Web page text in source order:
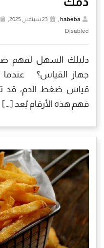
habeba
Disabled
دليلك السهل لفهم
جهاز القياس؟ عندما
قياس ضغط الدم، قد
فهم هذه الأرقام يُعد […]